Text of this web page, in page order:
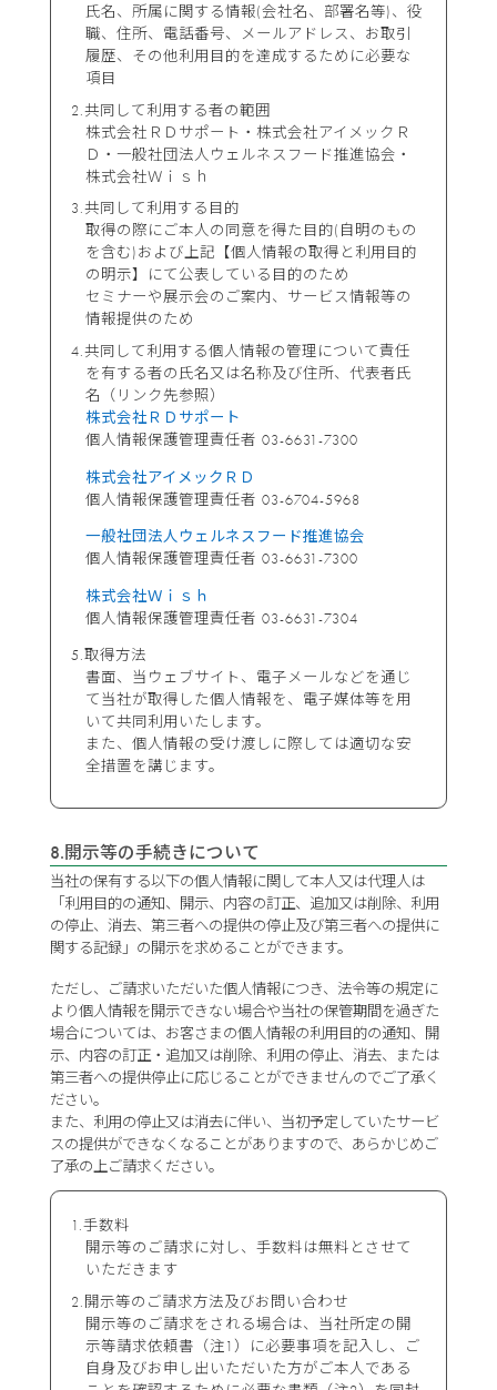
氏名、所属に関する情報(会社名、部署名等)、役
職、住所、電話番号、メールアドレス、お取引
履歴、その他利用目的を達成するために必要な
項目
共同して利用する者の範囲
株式会社ＲＤサポート・株式会社アイメックＲ
Ｄ・一般社団法人ウェルネスフード推進協会・
株式会社Ｗｉｓｈ
共同して利用する目的
取得の際にご本人の同意を得た目的(自明のもの
を含む)および上記【個人情報の取得と利用目的
の明示】にて公表している目的のため
セミナーや展示会のご案内、サービス情報等の
情報提供のため
共同して利用する個人情報の管理について責任
を有する者の氏名又は名称及び住所、代表者氏
名（リンク先参照）
株式会社ＲＤサポート
個人情報保護管理責任者 03-6631-7300
株式会社アイメックＲＤ
個人情報保護管理責任者 03-6704-5968
一般社団法人ウェルネスフード推進協会
個人情報保護管理責任者 03-6631-7300
株式会社Ｗｉｓｈ
個人情報保護管理責任者 03-6631-7304
取得方法
書面、当ウェブサイト、電子メールなどを通じ
て当社が取得した個人情報を、電子媒体等を用
いて共同利用いたします。
また、個人情報の受け渡しに際しては適切な安
全措置を講じます。
8.開示等の手続きについて
当社の保有する以下の個人情報に関して本人又は代理人は
「利用目的の通知、開示、内容の訂正、追加又は削除、利用
の停止、消去、第三者への提供の停止及び第三者への提供に
関する記録」の開示を求めることができます。
ただし、ご請求いただいた個人情報につき、法令等の規定に
より個人情報を開示できない場合や当社の保管期間を過ぎた
場合については、お客さまの個人情報の利用目的の通知、開
示、内容の訂正・追加又は削除、利用の停止、消去、または
第三者への提供停止に応じることができませんのでご了承く
ださい。
また、利用の停止又は消去に伴い、当初予定していたサービ
スの提供ができなくなることがありますので、あらかじめご
了承の上ご請求ください。
手数料
開示等のご請求に対し、手数料は無料とさせて
いただきます
開示等のご請求方法及びお問い合わせ
開示等のご請求をされる場合は、当社所定の開
示等請求依頼書（注1）に必要事項を記入し、ご
自身及びお申し出いただいた方がご本人である